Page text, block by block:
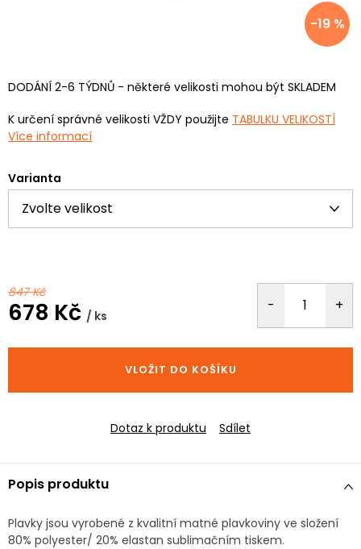
-19 %
DODÁNÍ 2-6 TÝDNŮ - některé velikosti mohou být SKLADEM
K určení správné velikosti VŽDY použijte TABULKU VELIKOSTÍ
Více informací
Varianta
847 Kč
678 Kč / ks
cena:
VLOŽIT DO KOŠÍKU
Dotaz k produktu Sdílet
Popis produktu
Plavky jsou vyrobené z kvalitní matné plavkoviny ve složení
80% polyester/ 20% elastan sublimačním tiskem.